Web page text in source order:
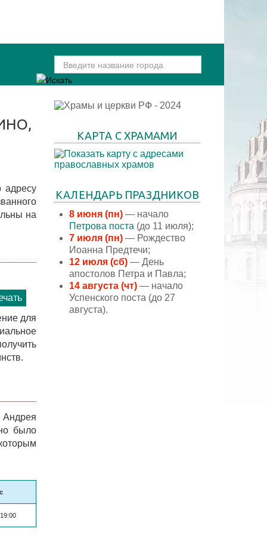
адресу
на
для
Андрея
было
КАРТА С ХРАМАМИ
КАЛЕНДАРЬ ПРАЗДНИКОВ
8 июня (пн) — начало
Петрова поста (до 11 июля);
7 июля (пн) — Рождество
Иоанна Предтечи;
12 июля (сб) — День
апостолов Петра и Павла;
14 августа (чт) — начало
Успенского поста (до 27
августа).